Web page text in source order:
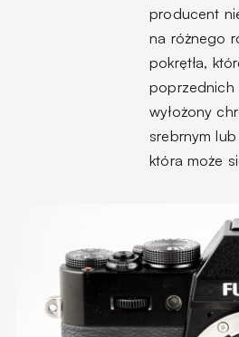
producent
na różnego
pokrętła,
poprzednich
wyłożony
srebrnym
która może